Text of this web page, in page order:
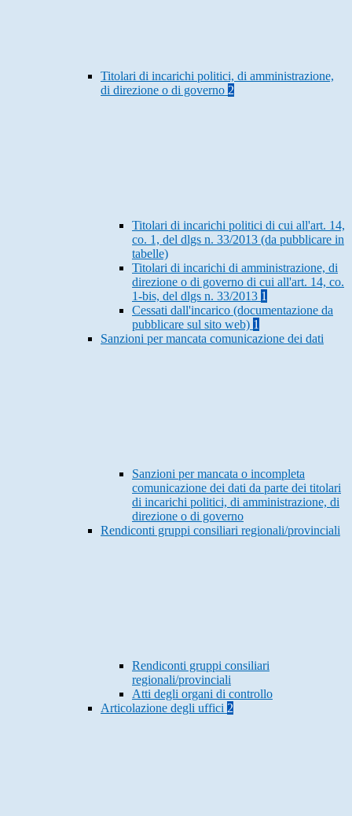
Titolari di incarichi politici, di amministrazione,
di direzione o di governo 2
Titolari di incarichi politici di cui all'art. 14,
co. 1, del dlgs n. 33/2013 (da pubblicare in
tabelle)
Titolari di incarichi di amministrazione, di
direzione o di governo di cui all'art. 14, co.
1-bis, del dlgs n. 33/2013 1
Cessati dall'incarico (documentazione da
pubblicare sul sito web) 1
Sanzioni per mancata comunicazione dei dati
Sanzioni per mancata o incompleta
comunicazione dei dati da parte dei titolari
di incarichi politici, di amministrazione, di
direzione o di governo
Rendiconti gruppi consiliari regionali/provinciali
Rendiconti gruppi consiliari
regionali/provinciali
Atti degli organi di controllo
Articolazione degli uffici 2